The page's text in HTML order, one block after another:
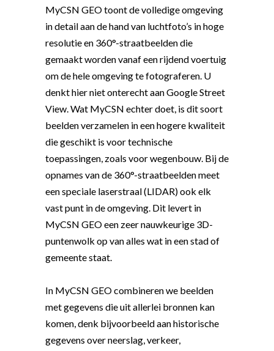
MyCSN GEO toont de volledige omgeving
in detail aan de hand van luchtfoto’s in hoge
resolutie en 360°-straatbeelden die
gemaakt worden vanaf een rijdend voertuig
om de hele omgeving te fotograferen. U
denkt hier niet onterecht aan Google Street
View. Wat MyCSN echter doet, is dit soort
beelden verzamelen in een hogere kwaliteit
die geschikt is voor technische
toepassingen, zoals voor wegenbouw. Bij de
opnames van de 360°-straatbeelden meet
een speciale laserstraal (LIDAR) ook elk
vast punt in de omgeving. Dit levert in
MyCSN GEO een zeer nauwkeurige 3D-
puntenwolk op van alles wat in een stad of
gemeente staat.
In MyCSN GEO combineren we beelden
met gegevens die uit allerlei bronnen kan
komen, denk bijvoorbeeld aan historische
gegevens over neerslag, verkeer,